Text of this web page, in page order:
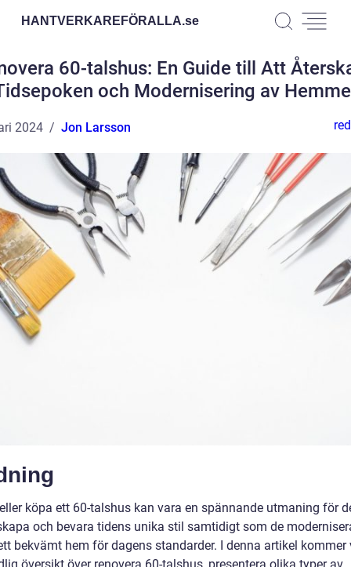
HANTVERKAREFÖRALLA.se
60-talshus: En Guide till Att
och Modernisering av
2024 Jon Larsson
köpa ett 60-talshus kan vara en spännande utmaning för
och bevara tidens unika stil samtidigt som de
bekvämt hem för dagens standarder. I denna artikel kommer